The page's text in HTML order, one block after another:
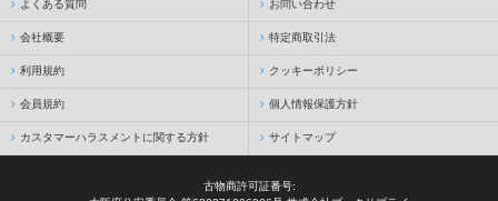
よくある質問 お問い合わせ
会社概要 特定商取引法
利用規約 クッキーポリシー
会員規約 個人情報保護方針
カスタマーハラスメントに関する方針 サイトマップ
古物商許可証番号: